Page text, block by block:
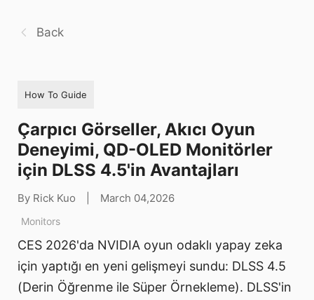
Back
How To Guide
Çarpıcı Görseller, Akıcı Oyun
Deneyimi, QD-OLED Monitörler
için DLSS 4.5'in Avantajları
By Rick Kuo March 04,2026
Monitors
CES 2026'da NVIDIA oyun odaklı yapay zeka
için yaptığı en yeni gelişmeyi sundu: DLSS 4.5
(Derin Öğrenme ile Süper Örnekleme). DLSS'in